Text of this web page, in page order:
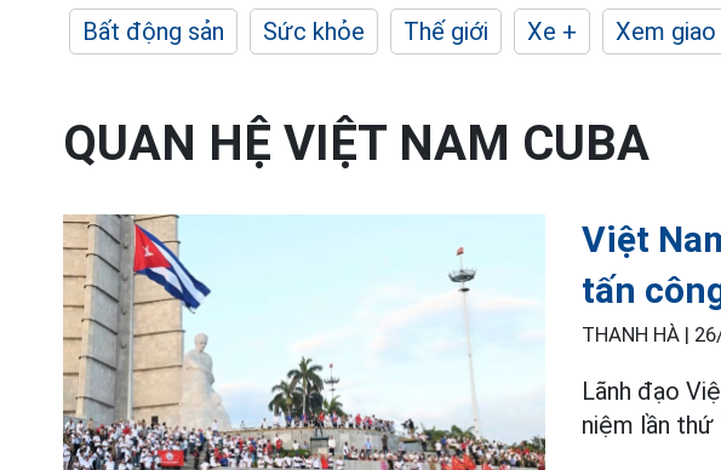
Bất động sản
Sức khỏe Thế giới Xe + Xem
QUAN HỆ VIỆT NAM CUBA
Việt
tấn
THANH HÀ |
Lãnh đạo
niệm lần thứ